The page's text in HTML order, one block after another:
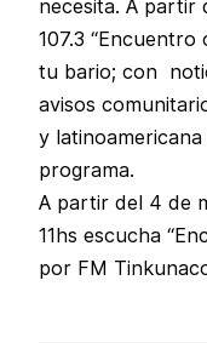
necesita. A partir
107.3
tu bario; con
avisos
y
programa.
A partir del 4 de
11hs escucha
por FM